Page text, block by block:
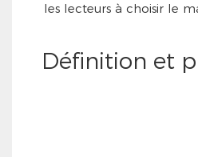
les lecteurs à choisir le
Définition et